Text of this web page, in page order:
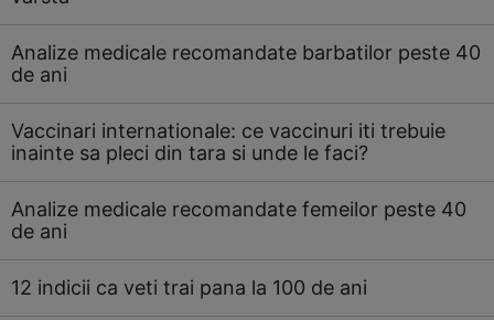
Analize medicale recomandate barbatilor peste 40
de ani
Vaccinari internationale: ce vaccinuri iti trebuie
inainte sa pleci din tara si unde le faci?
Analize medicale recomandate femeilor peste 40
de ani
12 indicii ca veti trai pana la 100 de ani